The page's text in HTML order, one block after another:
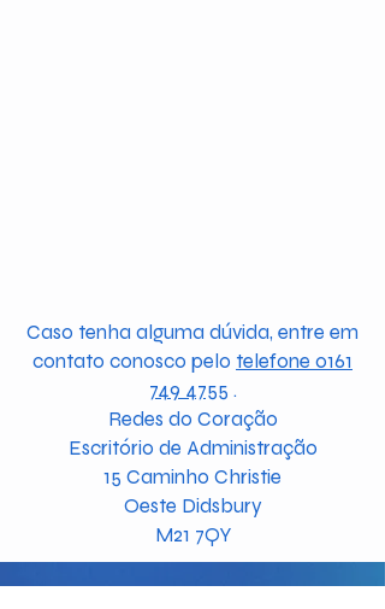
Caso tenha alguma dúvida, entre em
contato conosco pelo telefone 0161
749 4755 .
Redes do Coração
Escritório de Administração
15 Caminho Christie
Oeste Didsbury
M21 7QY